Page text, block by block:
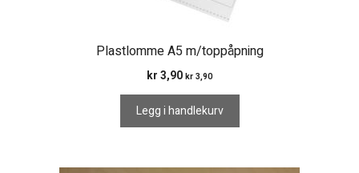
Plastlomme A5 m/toppåpning
kr 3,90 kr 3,90
Legg i handlekurv